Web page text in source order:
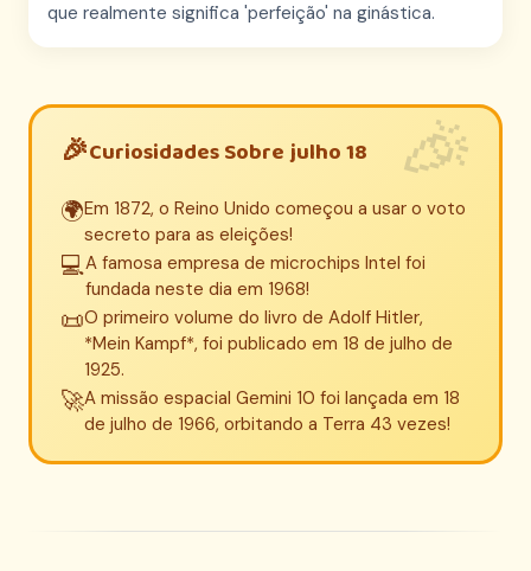
que realmente significa 'perfeição' na ginástica.
Curiosidades Sobre julho 18
🌍Em 1872, o Reino Unido começou a usar o voto
secreto para as eleições!
💻A famosa empresa de microchips Intel foi
fundada neste dia em 1968!
📜O primeiro volume do livro de Adolf Hitler,
*Mein Kampf*, foi publicado em 18 de julho de
1925.
🚀A missão espacial Gemini 10 foi lançada em 18
de julho de 1966, orbitando a Terra 43 vezes!